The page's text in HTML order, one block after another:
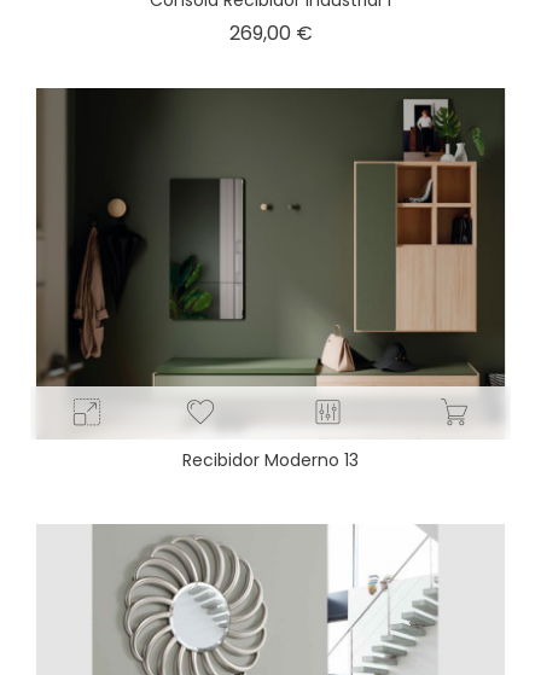
269,00 €Precio
Recibidor Moderno 13